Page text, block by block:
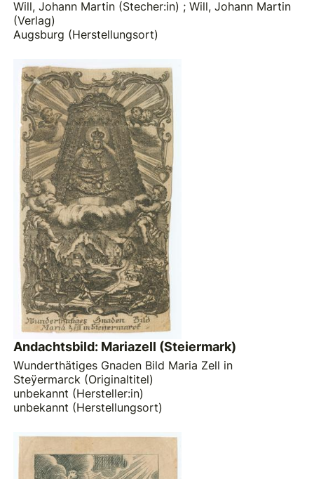
Will, Johann Martin (Stecher:in) ;Will, Johann Martin
(Verlag)
Augsburg (Herstellungsort)
Andachtsbild: Mariazell (Steiermark)
Wunderthätiges Gnaden Bild Maria Zell in
Steÿermarck (Originaltitel)
unbekannt (Hersteller:in)
unbekannt (Herstellungsort)